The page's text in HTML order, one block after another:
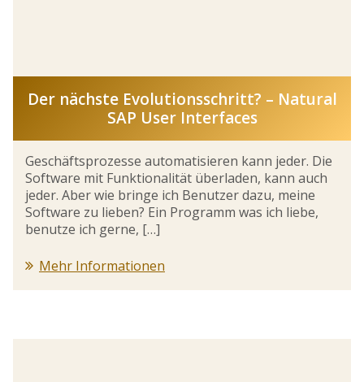
Der nächste Evolutionsschritt? – Natural
SAP User Interfaces
Geschäftsprozesse automatisieren kann jeder. Die
Software mit Funktionalität überladen, kann auch
jeder. Aber wie bringe ich Benutzer dazu, meine
Software zu lieben? Ein Programm was ich liebe,
benutze ich gerne, […]
Mehr Informationen